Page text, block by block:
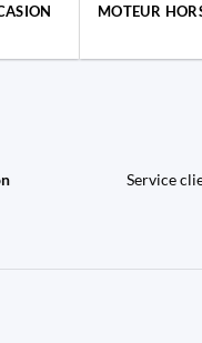
MOTEUR
Service